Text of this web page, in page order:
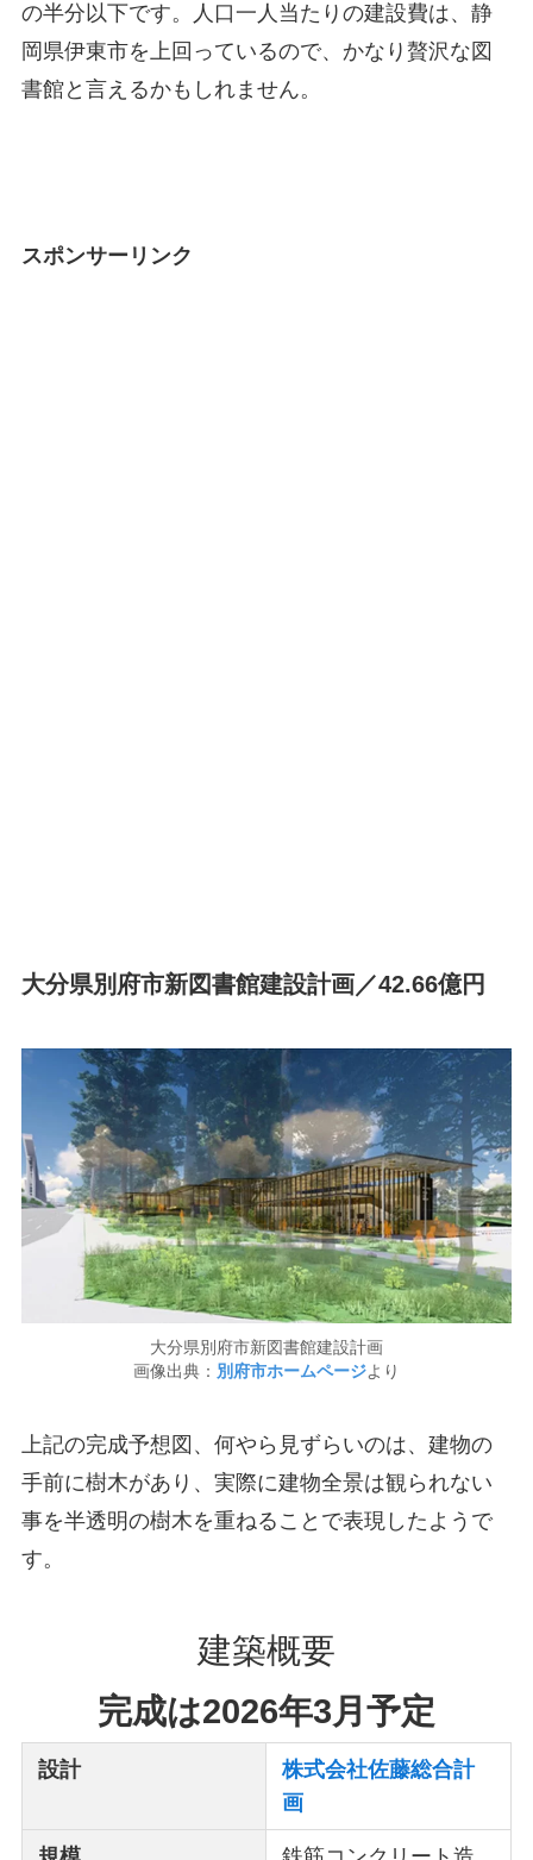
の半分以下です。人口一人当たりの建設費は、静
岡県伊東市を上回っているので、かなり贅沢な図
書館と言えるかもしれません。
スポンサーリンク
大分県別府市新図書館建設計画／42.66億円
大分県別府市新図書館建設計画
画像出典： 別府市ホームページより
上記の完成予想図、何やら見ずらいのは、建物の
手前に樹木があり、実際に建物全景は観られない
事を半透明の樹木を重ねることで表現したようで
す。
建築概要
完成は2026年3月予定
設計
株式会社佐藤総合計
画